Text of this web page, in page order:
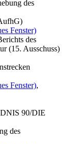
des
Fenster)
des
(15. Ausschuss)
Fenster),
90/DIE
des